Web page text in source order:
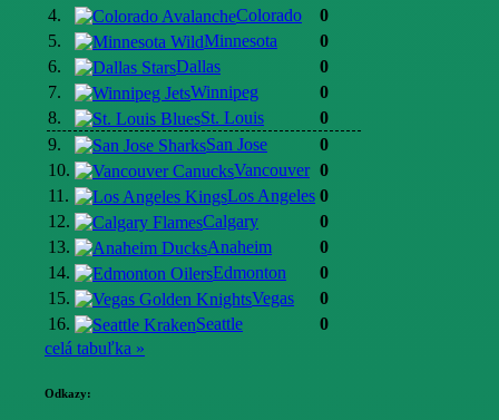
4.
Colorado
0
5.
Minnesota
0
6.
Dallas
0
7.
Winnipeg
0
8.
St. Louis
0
9.
San Jose
0
10.
Vancouver 0
11.
Los Angeles 0
12.
Calgary
0
13.
Anaheim
0
14.
Edmonton
0
15.
Vegas
0
16.
Seattle
0
celá tabuľka »
Odkazy: